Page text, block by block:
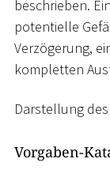
beschrieben.
potentielle
Verzögerung,
kompletten
Darstellung
Vorgaben-